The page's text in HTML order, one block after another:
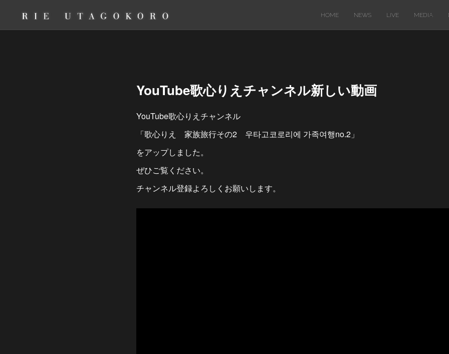
HOME NEWS LIVE MEDIA
YouTube歌心りえチャンネル新しい動画
YouTube歌心りえチャンネル
「歌心りえ 家族旅行その2 우타고코로리에 가족여행no.2」
をアップしました。
ぜひご覧ください。
チャンネル登録よろしくお願いします。